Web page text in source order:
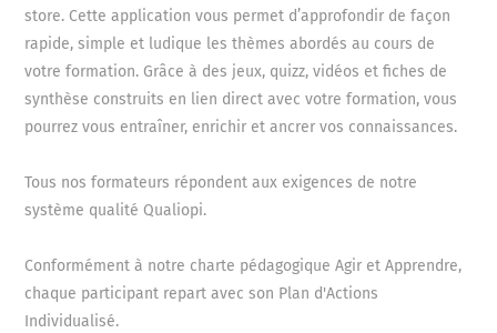
store. Cette application vous permet d’approfondir de façon
rapide, simple et ludique les thèmes abordés au cours de
votre formation. Grâce à des jeux, quizz, vidéos et fiches de
synthèse construits en lien direct avec votre formation, vous
pourrez vous entraîner, enrichir et ancrer vos connaissances.
Tous nos formateurs répondent aux exigences de notre
système qualité Qualiopi.
Conformément à notre charte pédagogique Agir et Apprendre,
chaque participant repart avec son Plan d'Actions
Individualisé.